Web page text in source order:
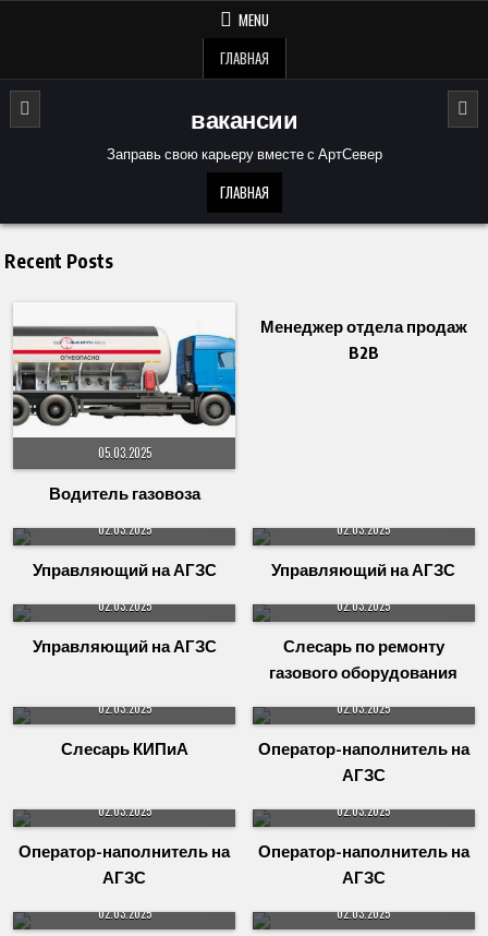
MENU
ГЛАВНАЯ
вакансии
Заправь свою карьеру вместе с АртСевер
ГЛАВНАЯ
Recent Posts
05.03.2025
Водитель газовоза
Менеджер отдела продаж
B2B
02.03.2025
Управляющий на АГЗС
02.03.2025
Управляющий на АГЗС
02.03.2025
Управляющий на АГЗС
02.03.2025
Слесарь по ремонту
газового оборудования
02.03.2025
Слесарь КИПиА
02.03.2025
Оператор-наполнитель на
АГЗС
02.03.2025
Оператор-наполнитель на
АГЗС
02.03.2025
Оператор-наполнитель на
АГЗС
02.03.2025 02.03.2025